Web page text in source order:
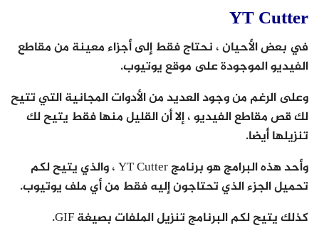
YT Cutter
في بعض الأحيان ، نحتاج فقط إلى أجزاء معينة من مقاطع
الفيديو الموجودة على موقع يوتيوب.
وعلى الرغم من وجود العديد من الأدوات المجانية التي تتيح
لك قص مقاطع الفيديو ، إلا أن القليل منها فقط يتيح لك
تنزيلها أيضا.
وأحد هذه البرامج هو برنامج YT Cutter ، والذي يتيح لكم
تحميل الجزء الذي تحتاجون إليه فقط من أي ملف يوتيوب.
كذلك يتيح لكم البرنامج تنزيل الملفات بصيغة GIF.